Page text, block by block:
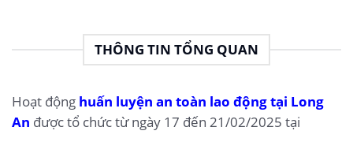
THÔNG TIN TỔNG QUAN
Hoạt động huấn luyện an toàn lao động tại Long
An được tổ chức từ ngày 17 đến 21/02/2025 tại